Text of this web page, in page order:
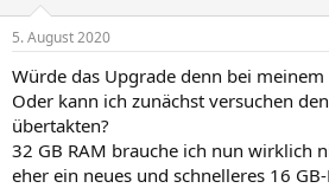
e
:
5. August 2020
Würde das Upgrade denn bei meinem
Oder kann ich zunächst versuchen
übertakten?
32 GB RAM brauche ich nun wirklich
eher ein neues und schnelleres 16